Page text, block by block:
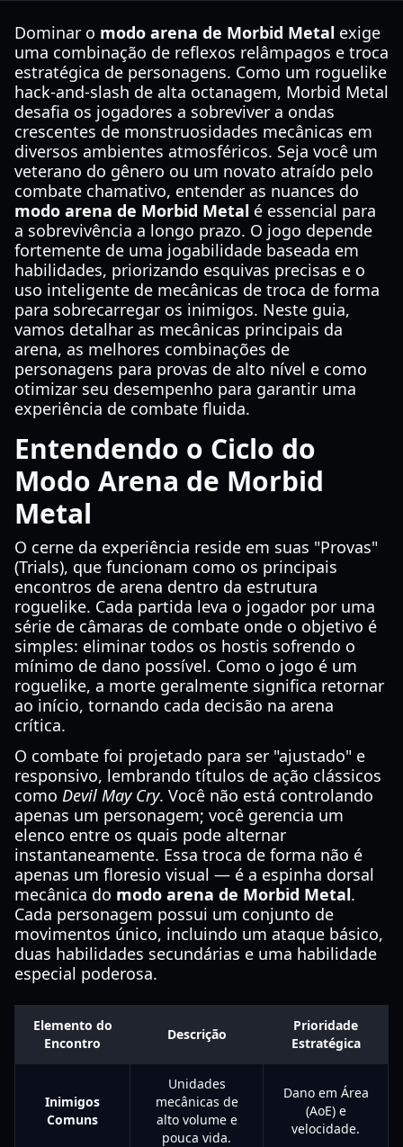
Dominar o modo arena de Morbid Metal exige
uma combinação de reflexos relâmpagos e troca
estratégica de personagens. Como um roguelike
hack-and-slash de alta octanagem, Morbid Metal
desafia os jogadores a sobreviver a ondas
crescentes de monstruosidades mecânicas em
diversos ambientes atmosféricos. Seja você um
veterano do gênero ou um novato atraído pelo
combate chamativo, entender as nuances do
modo arena de Morbid Metal é essencial para
a sobrevivência a longo prazo. O jogo depende
fortemente de uma jogabilidade baseada em
habilidades, priorizando esquivas precisas e o
uso inteligente de mecânicas de troca de forma
para sobrecarregar os inimigos. Neste guia,
vamos detalhar as mecânicas principais da
arena, as melhores combinações de
personagens para provas de alto nível e como
otimizar seu desempenho para garantir uma
experiência de combate fluida.
Entendendo o Ciclo do
Modo Arena de Morbid
Metal
O cerne da experiência reside em suas "Provas"
(Trials), que funcionam como os principais
encontros de arena dentro da estrutura
roguelike. Cada partida leva o jogador por uma
série de câmaras de combate onde o objetivo é
simples: eliminar todos os hostis sofrendo o
mínimo de dano possível. Como o jogo é um
roguelike, a morte geralmente significa retornar
ao início, tornando cada decisão na arena
crítica.
O combate foi projetado para ser "ajustado" e
responsivo, lembrando títulos de ação clássicos
como Devil May Cry. Você não está controlando
apenas um personagem; você gerencia um
elenco entre os quais pode alternar
instantaneamente. Essa troca de forma não é
apenas um floresio visual — é a espinha dorsal
mecânica do modo arena de Morbid Metal.
Cada personagem possui um conjunto de
movimentos único, incluindo um ataque básico,
duas habilidades secundárias e uma habilidade
especial poderosa.
Elemento do
Encontro
Descrição
Prioridade
Estratégica
Inimigos
Comuns
Unidades
mecânicas de
alto volume e
pouca vida.
Dano em Área
(AoE) e
velocidade.